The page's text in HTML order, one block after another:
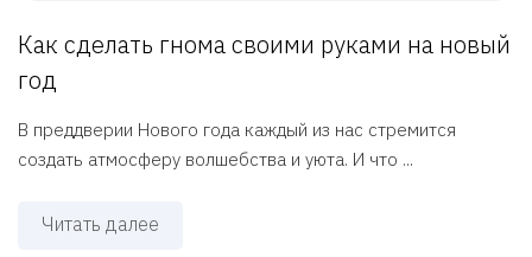
Как сделать гнома своими руками на новый
год
В преддверии Нового года каждый из нас стремится
создать атмосферу волшебства и уюта. И что ...
Читать далее